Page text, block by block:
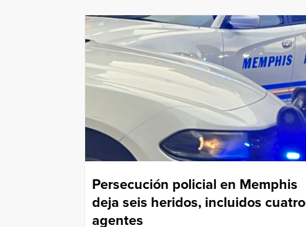
Persecución policial en Memphis
deja seis heridos, incluidos cuatro
agentes